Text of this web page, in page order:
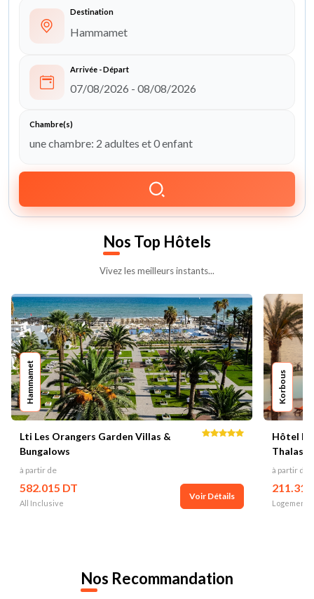
Destination
Arrivée - Départ
Chambre(s)
Nos Top Hôtels
Vivez les meilleurs instants...
Hammamet
Lti Les Orangers Garden Villas &
Bungalows
à partir de
582.015 DT
All Inclusive
Voir Détails
Korbous
Hôtel
à partir de
Logement
Nos Recommandation